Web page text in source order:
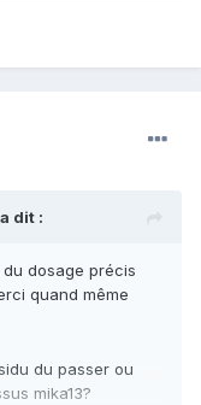
a dit :
dosage précis
quand même
du passer ou
mika13?